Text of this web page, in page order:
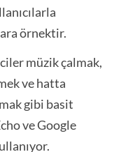
örnektir.
müzik çalmak,
ve hatta
gibi basit
ve Google